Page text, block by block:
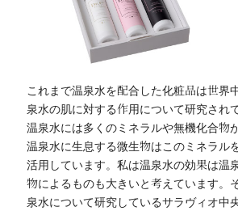
これまで温泉水を配合した化粧品は世界
泉水の肌に対する作用について研究され
温泉水には多くのミネラルや無機化合物
温泉水に生息する微生物はこのミネラル
活用しています。私は温泉水の効果は温
物によるものも大きいと考えています。
泉水について研究しているサラヴィオ中